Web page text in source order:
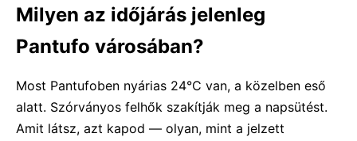
Milyen az időjárás jelenleg
Pantufo városában?
Most Pantufoben nyárias 24°C van, a közelben eső
alatt. Szórványos felhők szakítják meg a napsütést.
Amit látsz, azt kapod — olyan, mint a jelzett